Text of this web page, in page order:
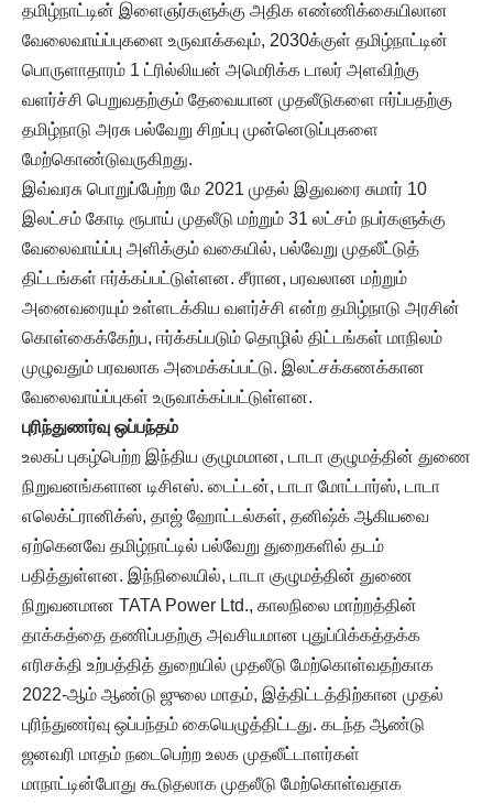
தமிழ்நாட்டின் இளைஞர்களுக்கு அதிக எண்ணிக்கையிலான
வேலைவாய்ப்புகளை உருவாக்கவும், 2030க்குள் தமிழ்நாட்டின்
பொருளாதாரம் 1 ட்ரில்லியன் அமெரிக்க டாலர் அளவிற்கு
வளர்ச்சி பெறுவதற்கும் தேவையான முதலீடுகளை ஈர்ப்பதற்கு
தமிழ்நாடு அரசு பல்வேறு சிறப்பு முன்னெடுப்புகளை
மேற்கொண்டுவருகிறது.
இவ்வரசு பொறுப்பேற்ற மே 2021 முதல் இதுவரை சுமார் 10
இலட்சம் கோடி ரூபாய் முதலீடு மற்றும் 31 லட்சம் நபர்களுக்கு
வேலைவாய்ப்பு அளிக்கும் வகையில், பல்வேறு முதலீட்டுத்
திட்டங்கள் ஈர்க்கப்பட்டுள்ளன. சீரான, பரவலான மற்றும்
அனைவரையும் உள்ளடக்கிய வளர்ச்சி என்ற தமிழ்நாடு அரசின்
கொள்கைக்கேற்ப, ஈர்க்கப்படும் தொழில் திட்டங்கள் மாநிலம்
முழுவதும் பரவலாக அமைக்கப்பட்டு. இலட்சக்கணக்கான
வேலைவாய்ப்புகள் உருவாக்கப்பட்டுள்ளன.
புரிந்துணர்வு ஒப்பந்தம்
உலகப் புகழ்பெற்ற இந்திய குழுமமான, டாடா குழுமத்தின் துணை
நிறுவனங்களான டிசிஎஸ். டைட்டன், டாடா மோட்டார்ஸ், டாடா
எலெக்ட்ரானிக்ஸ், தாஜ் ஹோட்டல்கள், தனிஷ்க் ஆகியவை
ஏற்கெனவே தமிழ்நாட்டில் பல்வேறு துறைகளில் தடம்
பதித்துள்ளன. இந்நிலையில், டாடா குழுமத்தின் துணை
நிறுவனமான TATA Power Ltd., காலநிலை மாற்றத்தின்
தாக்கத்தை தணிப்பதற்கு அவசியமான புதுப்பிக்கத்தக்க
எரிசக்தி உற்பத்தித் துறையில் முதலீடு மேற்கொள்வதற்காக
2022-ஆம் ஆண்டு ஜுலை மாதம், இத்திட்டத்திற்கான முதல்
புரிந்துணர்வு ஒப்பந்தம் கையெழுத்திட்டது. கடந்த ஆண்டு
ஜனவரி மாதம் நடைபெற்ற உலக முதலீட்டாளர்கள்
மாநாட்டின்போது கூடுதலாக முதலீடு மேற்கொள்வதாக